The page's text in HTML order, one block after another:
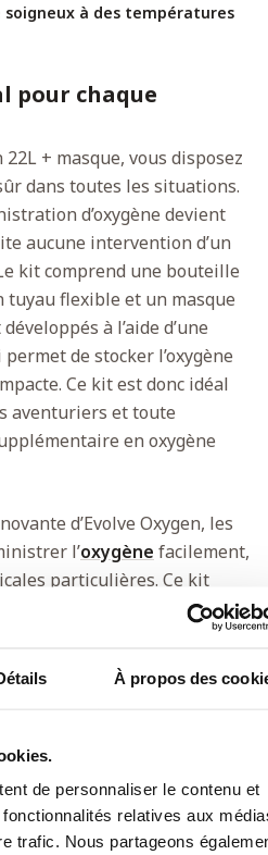
À propos des
de personnaliser le contenu et
relatives aux
trafic. Nous partageons
soigneux à des températures
pour chaque
+ masque, vous disposez
dans toutes les situations.
d’oxygène devient
aucune intervention d’un
kit comprend une bouteille
tuyau flexible et un masque
à l’aide d’une
de stocker l’oxygène
Ce kit est donc idéal
aventuriers et toute
en oxygène
d’Evolve Oxygen, les
l’oxygène facilement,
particulières. Ce kit
et fiable pour l’apport
critiques.
Evolve Oxygen